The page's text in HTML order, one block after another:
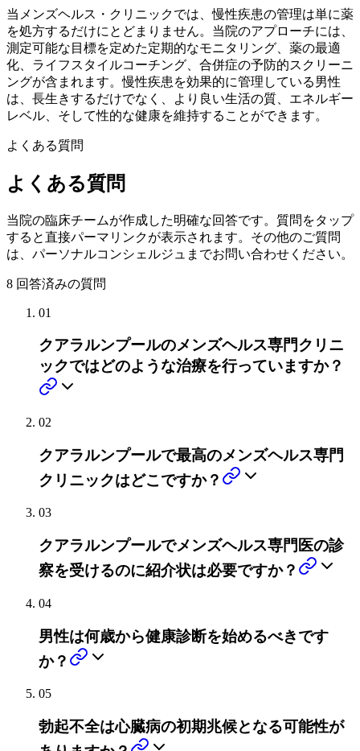
当メンズヘルス・クリニックでは、慢性疾患の管理は単に薬
を処方するだけにとどまりません。当院のアプローチには、
測定可能な目標を定めた定期的なモニタリング、薬の最適
化、ライフスタイルコーチング、合併症の予防的スクリーニ
ングが含まれます。慢性疾患を効果的に管理している男性
は、長生きするだけでなく、より良い生活の質、エネルギー
レベル、そして性的な健康を維持することができます。
よくある質問
よくある質問
当院の臨床チームが作成した明確な回答です。質問をタップ
すると直接パーマリンクが表示されます。その他のご質問
は、パーソナルコンシェルジュまでお問い合わせください。
8 回答済みの質問
01
クアラルンプールのメンズヘルス専門クリニ
ックではどのような治療を行っていますか？
02
クアラルンプールで最高のメンズヘルス専門
クリニックはどこですか？
03
クアラルンプールでメンズヘルス専門医の診
察を受けるのに紹介状は必要ですか？
04
男性は何歳から健康診断を始めるべきです
か？
05
勃起不全は心臓病の初期兆候となる可能性が